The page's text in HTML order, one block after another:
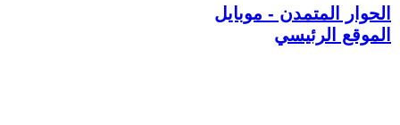
الحوار المتمدن - موبايل
الموقع الرئيسي